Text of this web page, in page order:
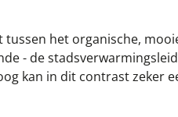
het organische,
- de
kan in dit contrast zeker